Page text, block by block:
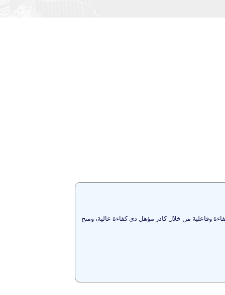
وفاعلية من خلال كادر مؤهل ذي كفاءة عالية، ومنح